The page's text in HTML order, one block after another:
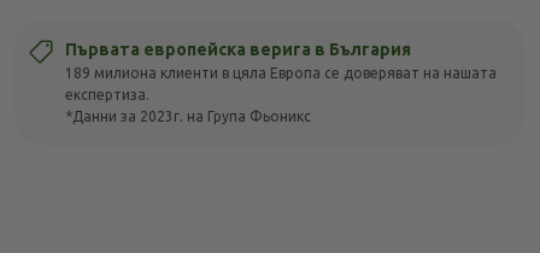
Първата европейска верига в България
189 милиона клиенти в цяла Европа се доверяват на нашата
експертиза.
*Данни за 2023г. на Група Фьоникс